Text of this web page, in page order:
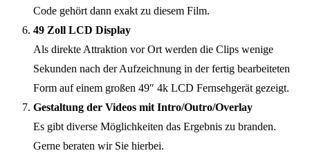
Code gehört dann exakt zu diesem Film.
49 Zoll LCD Display
Als direkte Attraktion vor Ort werden die Clips wenige
Sekunden nach der Aufzeichnung in der fertig bearbeiteten
Form auf einem großen 49″ 4k LCD Fernsehgerät gezeigt.
Gestaltung der Videos mit Intro/Outro/Overlay
Es gibt diverse Möglichkeiten das Ergebnis zu branden.
Gerne beraten wir Sie hierbei.